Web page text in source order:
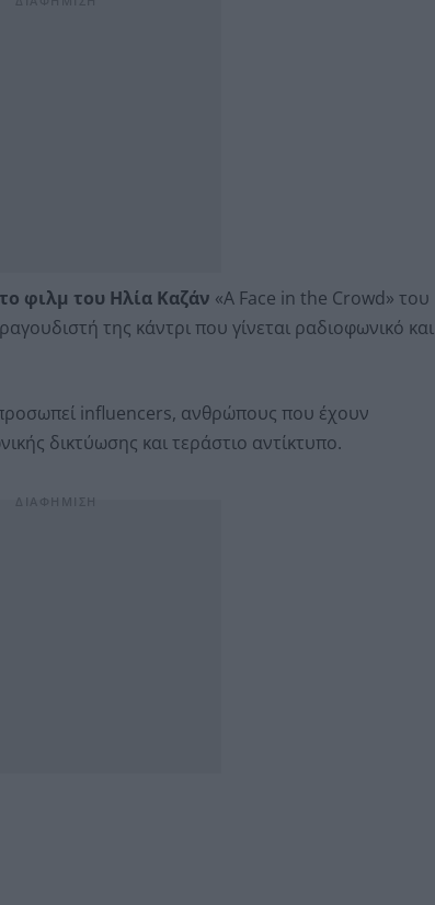
φιλμ του Ηλία Καζάν «A Face in the Crowd» του
της κάντρι που γίνεται ραδιοφωνικό και
influencers, ανθρώπους που έχουν
δικτύωσης και τεράστιο αντίκτυπο.